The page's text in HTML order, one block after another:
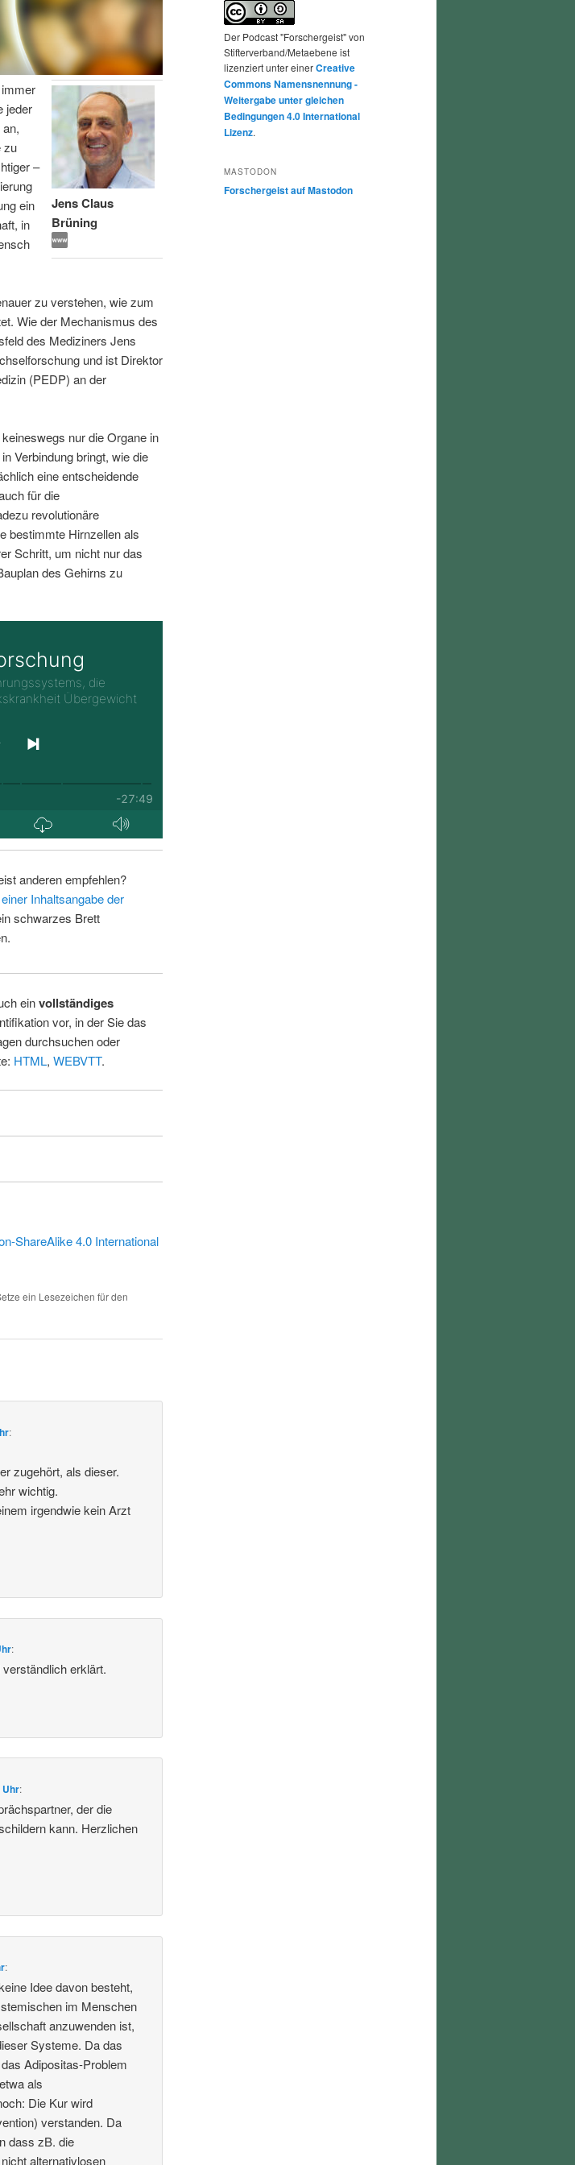
Jens Claus
Brüning
jeder
zu
–
ein
in
zu verstehen, wie zum
Wie der Mechanismus des
des Mediziners Jens
und ist Direktor
(PEDP) an der
nur die Organe in
Verbindung bringt, wie die
eine entscheidende
für die
revolutionäre
bestimmte Hirnzellen als
Schritt, um nicht nur das
des Gehirns zu
anderen empfehlen?
Inhaltsangabe der
schwarzes Brett
einvollständiges
vor, in der Sie das
durchsuchen oder
HTML, WEBVTT.
ShareAlike 4.0 International
ein Lesezeichen für den
:
zugehört, als dieser.
wichtig.
irgendwie kein Arzt
:
erklärt.
Uhr:
der die
kann. Herzlichen
:
Idee davon besteht,
im Menschen
anzuwenden ist,
Systeme. Da das
Adipositas-Problem
als
Die Kur wird
verstanden. Da
dass zB. die
alternativlosen
Der Podcast "Forschergeist" von
Stifterverband/Metaebene ist
lizenziert unter einerCreative
Commons Namensnennung -
Weitergabe unter gleichen
Bedingungen 4.0 International
Lizenz.
MASTODON
Forschergeist auf Mastodon